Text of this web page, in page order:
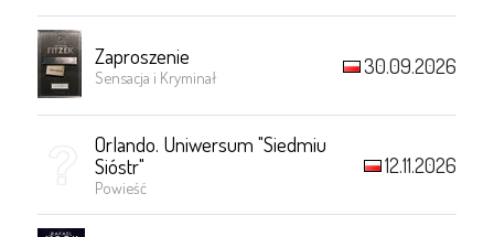
Zaproszenie
Sensacja i Kryminał 30.09.2026
Orlando. Uniwersum "Siedmiu
Sióstr"
Powieść
12.11.2026